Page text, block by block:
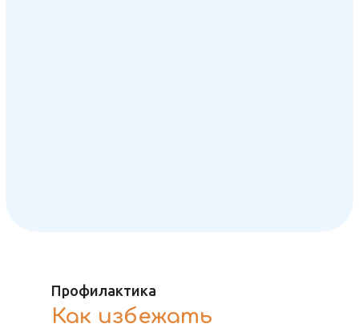
Профилактика
Как избежать